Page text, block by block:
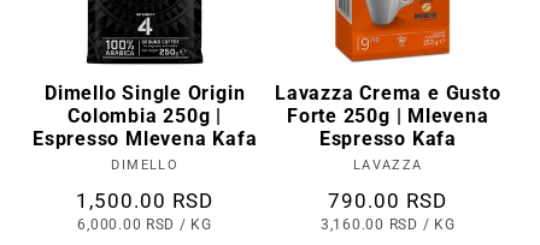
Dimello Single Origin
Colombia 250g |
Espresso Mlevena Kafa
Prodavac:
DIMELLO
Cena
1,500.00 RSD
CENA
6,000.00 RSD / PO
KG
Lavazza Crema e Gusto
Forte 250g | Mlevena
Espresso Kafa
Prodavac:
LAVAZZA
Cena
790.00 RSD
CENA
3,160.00 RSD / PO
KG